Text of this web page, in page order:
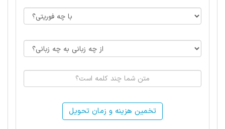
تخمین هزینه و زمان تحویل